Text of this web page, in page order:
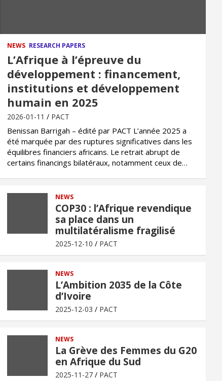
NEWS RESEARCH PAPERS
L’Afrique à l’épreuve du
développement : financement,
institutions et développement
humain en 2025
2026-01-11 PACT
Benissan Barrigah – édité par PACT L’année 2025 a
été marquée par des ruptures significatives dans les
équilibres financiers africains. Le retrait abrupt de
certains financings bilatéraux, notamment ceux de…
NEWS
COP30 : l’Afrique revendique
sa place dans un
multilatéralisme fragilisé
2025-12-10 PACT
NEWS
L’Ambition 2035 de la Côte
d’Ivoire
2025-12-03 PACT
NEWS
La Grève des Femmes du G20
en Afrique du Sud
2025-11-27 PACT